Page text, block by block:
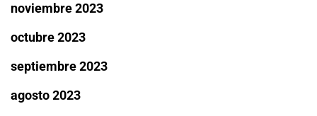
noviembre 2023
octubre 2023
septiembre 2023
agosto 2023